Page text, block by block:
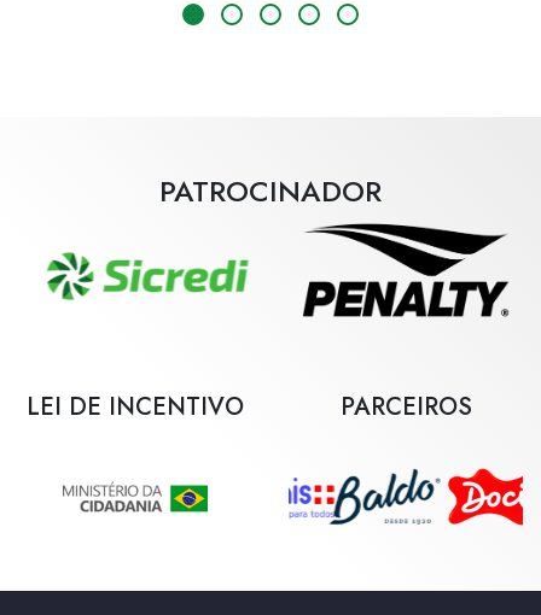
Equipe de Horizontina
Equipe de Casca
PATROCINADOR
LEI DE INCENTIVO PARCEIROS